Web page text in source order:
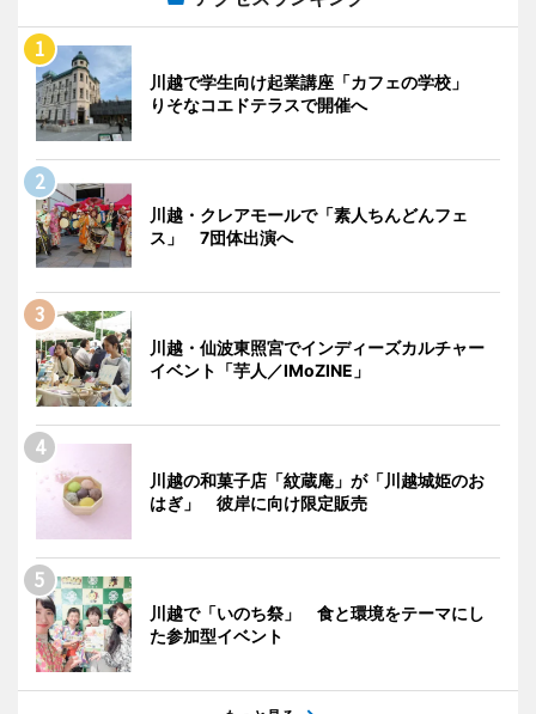
川越で学生向け起業講座「カフェの学校」
りそなコエドテラスで開催へ
川越・クレアモールで「素人ちんどんフェ
ス」 7団体出演へ
川越・仙波東照宮でインディーズカルチャー
イベント「芋人／IMoZINE」
川越の和菓子店「紋蔵庵」が「川越城姫のお
はぎ」 彼岸に向け限定販売
川越で「いのち祭」 食と環境をテーマにし
た参加型イベント